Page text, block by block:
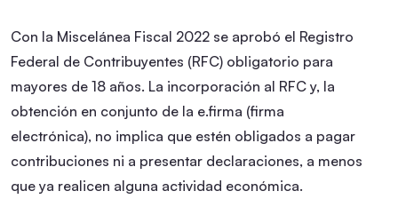
Con la Miscelánea Fiscal 2022 se aprobó el Registro
Federal de Contribuyentes (RFC) obligatorio para
mayores de 18 años. La incorporación al RFC y, la
obtención en conjunto de la e.firma (firma
electrónica), no implica que estén obligados a pagar
contribuciones ni a presentar declaraciones, a menos
que ya realicen alguna actividad económica.